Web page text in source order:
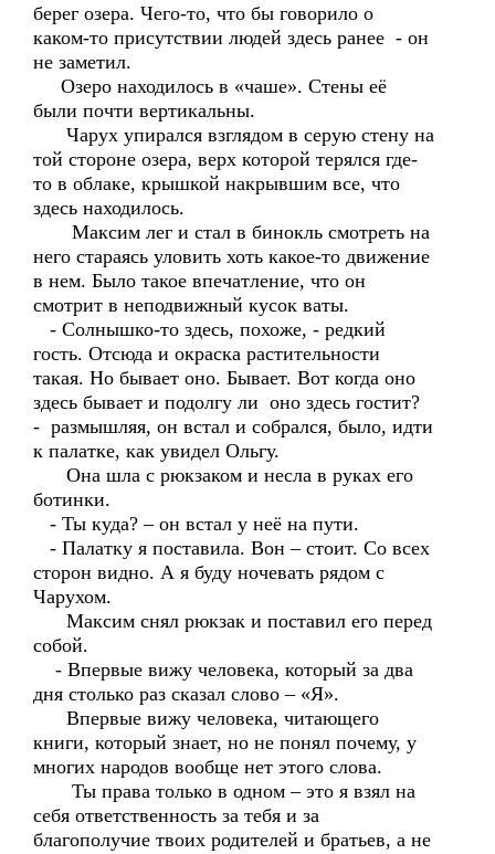
берег озера. Чего-то, что бы говорило о
каком-то присутствии людей здесь ранее - он
не заметил.
Озеро находилось в «чаше». Стены её
были почти вертикальны.
Чарух упирался взглядом в серую стену на
той стороне озера, верх которой терялся где-
то в облаке, крышкой накрывшим все, что
здесь находилось.
Максим лег и стал в бинокль смотреть на
него стараясь уловить хоть какое-то движение
в нем. Было такое впечатление, что он
смотрит в неподвижный кусок ваты.
- Солнышко-то здесь, похоже, - редкий
гость. Отсюда и окраска растительности
такая. Но бывает оно. Бывает. Вот когда оно
здесь бывает и подолгу ли оно здесь гостит?
- размышляя, он встал и собрался, было, идти
к палатке, как увидел Ольгу.
Она шла с рюкзаком и несла в руках его
ботинки.
- Ты куда? – он встал у неё на пути.
- Палатку я поставила. Вон – стоит. Со всех
сторон видно. А я буду ночевать рядом с
Чарухом.
Максим снял рюкзак и поставил его перед
собой.
- Впервые вижу человека, который за два
дня столько раз сказал слово – «Я».
Впервые вижу человека, читающего
книги, который знает, но не понял почему, у
многих народов вообще нет этого слова.
Ты права только в одном – это я взял на
себя ответственность за тебя и за
благополучие твоих родителей и братьев, а не